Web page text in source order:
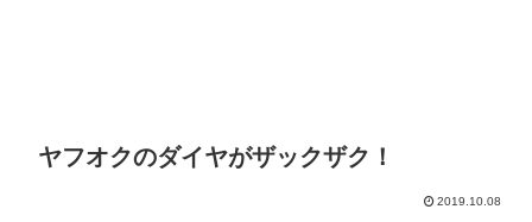
ヤフオクのダイヤがザックザク！
2019.10.08